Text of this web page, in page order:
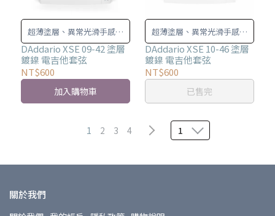
超薄塗層、異常光滑手感，
最大限度延長壽命。
DAddario XSE 09-42 塗層
鍍鎳 電吉他套弦
NT$600
加入購物車
超薄塗層、異常光滑手感，
最大限度延長受命。
DAddario XSE 10-46 塗層
鍍鎳 電吉他套弦
NT$600
已售完
1 2 3 4 1
關於我們